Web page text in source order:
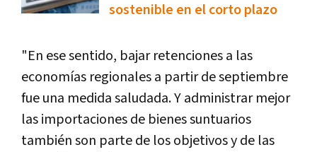
sostenible en el corto plazo
"En ese sentido, bajar retenciones a las
economías regionales a partir de septiembre
fue una medida saludada. Y administrar mejor
las importaciones de bienes suntuarios
también son parte de los objetivos y de las